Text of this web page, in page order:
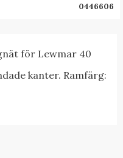
0446606
för Lewmar 40
kanter. Ramfärg: